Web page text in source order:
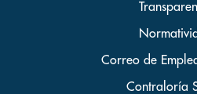
Correo de
Contraloría